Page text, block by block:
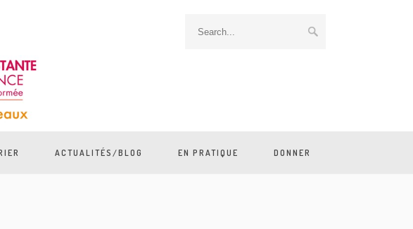
ACTUALITÉS/BLOG EN PRATIQUE DONNER